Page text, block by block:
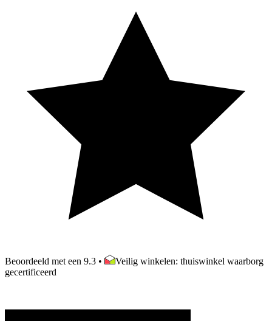
Beoordeeld met een 9.3 •
Veilig winkelen: thuiswinkel waarborg
gecertificeerd